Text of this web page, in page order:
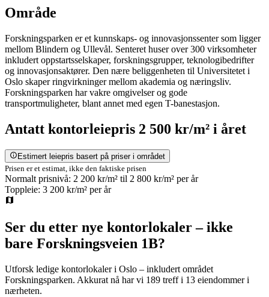
Område
Forskningsparken er et kunnskaps- og innovasjonssenter som ligger
mellom Blindern og Ullevål. Senteret huser over 300 virksomheter
inkludert oppstartsselskaper, forskningsgrupper, teknologibedrifter
og innovasjonsaktører. Den nære beliggenheten til Universitetet i
Oslo skaper ringvirkninger mellom akademia og næringsliv.
Forskningsparken har vakre omgivelser og gode
transportmuligheter, blant annet med egen T-banestasjon.
Antatt kontorleiepris 2 500 kr/m² i året
Estimert leiepris basert på priser i området
Prisen er et estimat, ikke den faktiske prisen
Normalt prisnivå: 2 200 kr/m² til 2 800 kr/m² per år
Toppleie: 3 200 kr/m² per år
Ser du etter nye kontorlokaler – ikke
bare Forskningsveien 1B?
Utforsk ledige kontorlokaler i Oslo – inkludert området
Forskningsparken. Akkurat nå har vi 189 treff i 13 eiendommer i
nærheten.